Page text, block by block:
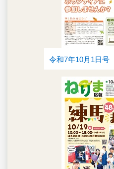
令和7年10月1日号